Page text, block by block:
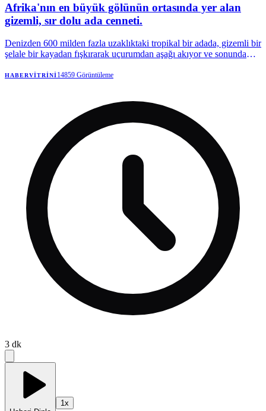
Afrika'nın en büyük gölünün ortasında yer alan
gizemli, sır dolu ada cenneti.
Denizden 600 milden fazla uzaklıktaki tropikal bir adada, gizemli bir
şelale bir kayadan fışkırarak uçurumdan aşağı akıyor ve sonunda
birçok Ugandalı için manevi bir harika.
HABERVITRINI14859 Görüntüleme
3 dk
1x